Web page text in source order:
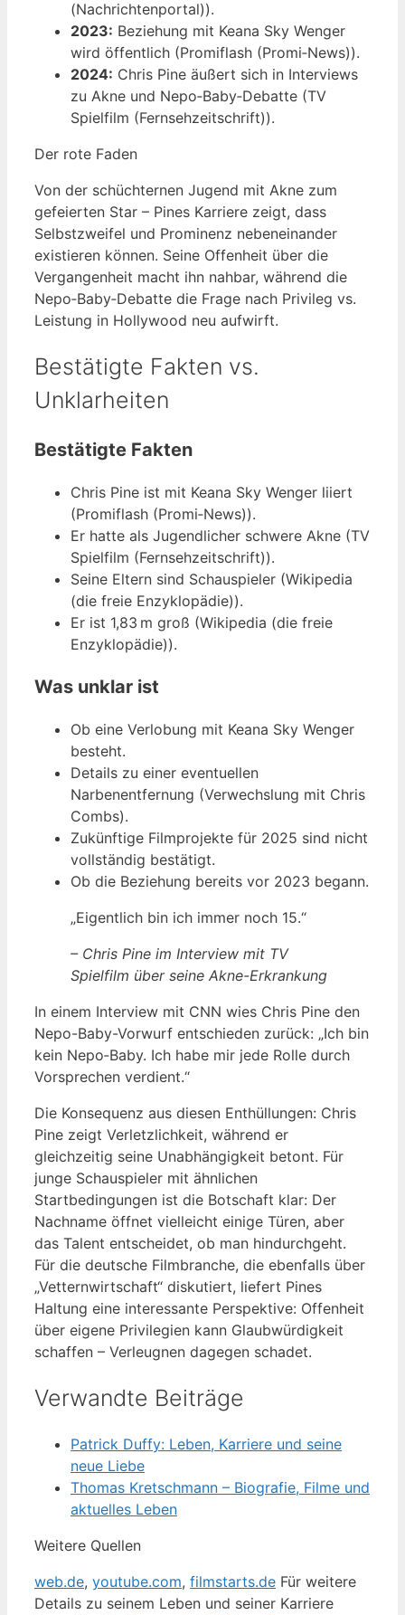
(Nachrichtenportal)).
2023: Beziehung mit Keana Sky Wenger
wird öffentlich (Promiflash (Promi‑News)).
2024: Chris Pine äußert sich in Interviews
zu Akne und Nepo‑Baby‑Debatte (TV
Spielfilm (Fernsehzeitschrift)).
Der rote Faden
Von der schüchternen Jugend mit Akne zum
gefeierten Star – Pines Karriere zeigt, dass
Selbstzweifel und Prominenz nebeneinander
existieren können. Seine Offenheit über die
Vergangenheit macht ihn nahbar, während die
Nepo‑Baby‑Debatte die Frage nach Privileg vs.
Leistung in Hollywood neu aufwirft.
Bestätigte Fakten vs.
Unklarheiten
Bestätigte Fakten
Chris Pine ist mit Keana Sky Wenger liiert
(Promiflash (Promi‑News)).
Er hatte als Jugendlicher schwere Akne (TV
Spielfilm (Fernsehzeitschrift)).
Seine Eltern sind Schauspieler (Wikipedia
(die freie Enzyklopädie)).
Er ist 1,83 m groß (Wikipedia (die freie
Enzyklopädie)).
Was unklar ist
Ob eine Verlobung mit Keana Sky Wenger
besteht.
Details zu einer eventuellen
Narbenentfernung (Verwechslung mit Chris
Combs).
Zukünftige Filmprojekte für 2025 sind nicht
vollständig bestätigt.
Ob die Beziehung bereits vor 2023 begann.
„Eigentlich bin ich immer noch 15.“
– Chris Pine im Interview mit TV
Spielfilm über seine Akne-Erkrankung
In einem Interview mit CNN wies Chris Pine den
Nepo-Baby-Vorwurf entschieden zurück: „Ich bin
kein Nepo‑Baby. Ich habe mir jede Rolle durch
Vorsprechen verdient.“
Die Konsequenz aus diesen Enthüllungen: Chris
Pine zeigt Verletzlichkeit, während er
gleichzeitig seine Unabhängigkeit betont. Für
junge Schauspieler mit ähnlichen
Startbedingungen ist die Botschaft klar: Der
Nachname öffnet vielleicht einige Türen, aber
das Talent entscheidet, ob man hindurchgeht.
Für die deutsche Filmbranche, die ebenfalls über
„Vetternwirtschaft“ diskutiert, liefert Pines
Haltung eine interessante Perspektive: Offenheit
über eigene Privilegien kann Glaubwürdigkeit
schaffen – Verleugnen dagegen schadet.
Verwandte Beiträge
Patrick Duffy: Leben, Karriere und seine
neue Liebe
Thomas Kretschmann – Biografie, Filme und
aktuelles Leben
Weitere Quellen
web.de, youtube.com, filmstarts.de Für weitere
Details zu seinem Leben und seiner Karriere